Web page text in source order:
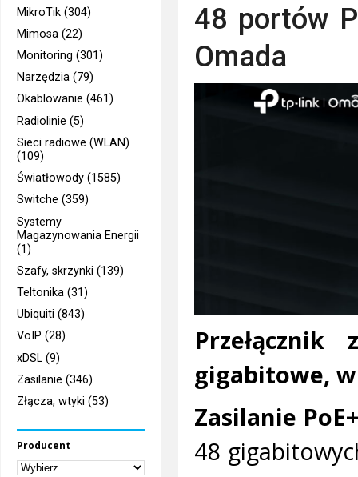
MikroTik (304)
Mimosa (22)
Monitoring (301)
Narzędzia (79)
Okablowanie (461)
Radiolinie (5)
Sieci radiowe (WLAN)
(109)
Światłowody (1585)
Switche (359)
Systemy
Magazynowania Energii
(1)
Szafy, skrzynki (139)
Teltonika (31)
Ubiquiti (843)
VoIP (28)
xDSL (9)
Zasilanie (346)
Złącza, wtyki (53)
Producent
48 portów
Omada
gigabitowe,
Zasilanie
48